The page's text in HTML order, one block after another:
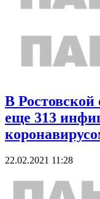
В Ростовской
еще 313
22.02.2021 11:28